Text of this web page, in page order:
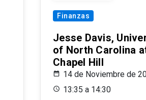
Finanzas
Jesse Davis,
of North Carolina
Chapel Hill
14 de Noviembre de
13:35 a 14:30